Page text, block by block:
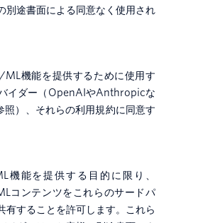
別途書面による同意なく使用され
機能を提供するために使用す
イダー（OpenAIやAnthropicな
照）、それらの利用規約に同意す
機能を提供する目的に限り、
コンテンツをこれらのサードパ
有することを許可します。これら